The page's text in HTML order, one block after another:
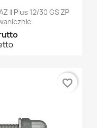
II Plus 12/30 GS ZP
favorite_border